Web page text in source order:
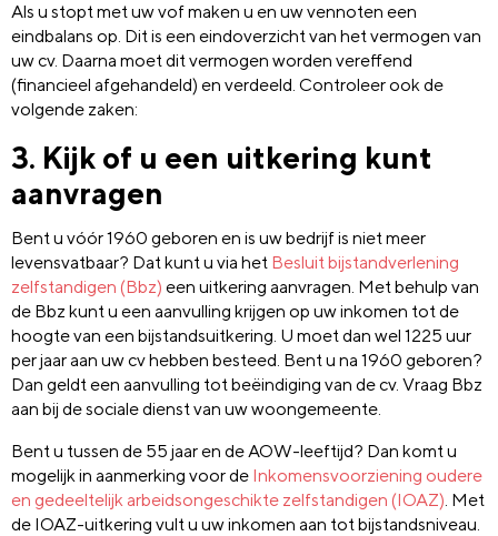
Als u stopt met uw vof maken u en uw vennoten een
eindbalans op. Dit is een eindoverzicht van het vermogen van
uw cv. Daarna moet dit vermogen worden vereffend
(financieel afgehandeld) en verdeeld. Controleer ook de
volgende zaken:
3. Kijk of u een uitkering kunt
aanvragen
Bent u vóór 1960 geboren en is uw bedrijf is niet meer
levensvatbaar? Dat kunt u via het Besluit bijstandverlening
zelfstandigen (Bbz) een uitkering aanvragen. Met behulp van
de Bbz kunt u een aanvulling krijgen op uw inkomen tot de
hoogte van een bijstandsuitkering. U moet dan wel 1225 uur
per jaar aan uw cv hebben besteed. Bent u na 1960 geboren?
Dan geldt een aanvulling tot beëindiging van de cv. Vraag Bbz
aan bij de sociale dienst van uw woongemeente.
Bent u tussen de 55 jaar en de AOW-leeftijd? Dan komt u
mogelijk in aanmerking voor de Inkomensvoorziening oudere
en gedeeltelijk arbeidsongeschikte zelfstandigen (IOAZ) . Met
de IOAZ-uitkering vult u uw inkomen aan tot bijstandsniveau.